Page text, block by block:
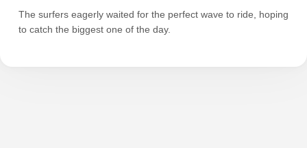
The surfers eagerly waited for the perfect wave to ride, hoping
to catch the biggest one of the day.